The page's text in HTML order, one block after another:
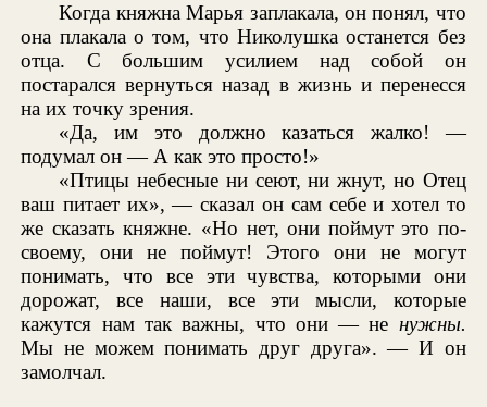
Когда княжна Марья заплакала, он понял, что
она плакала о том, что Николушка останется без
отца. С большим усилием над собой он
постарался вернуться назад в жизнь и перенесся
на их точку зрения.
«Да, им это должно казаться жалко! —
подумал он — А как это просто!»
«Птицы небесные ни сеют, ни жнут, но Отец
ваш питает их», — сказал он сам себе и хотел то
же сказать княжне. «Но нет, они поймут это по-
своему, они не поймут! Этого они не могут
понимать, что все эти чувства, которыми они
дорожат, все наши, все эти мысли, которые
кажутся нам так важны, что они — не нужны.
Мы не можем понимать друг друга». — И он
замолчал.